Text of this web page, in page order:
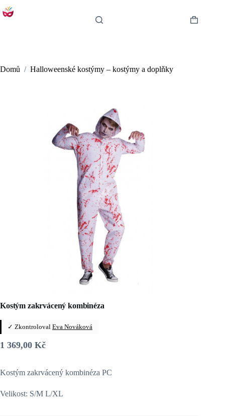
to
Shopping
Domů / Halloweenské kostýmy – kostýmy a doplňky
Kostým zakrvácený kombinéza
✓ Zkontroloval Eva Nováková
1 369,00 Kč
Kostým zakrvácený kombinéza PC
Velikost: S/M L/XL